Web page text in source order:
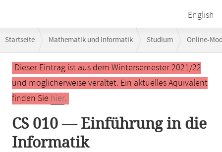
English
Navigation
Startseite Mathematik und Informatik Studium Online-
Hauptinhalt
Dieser Eintrag ist aus dem Wintersemester 2021/22
und möglicherweise veraltet. Ein aktuelles Äquivalent
finden Sie hier.
CS 010 — Einführung in die
Informatik